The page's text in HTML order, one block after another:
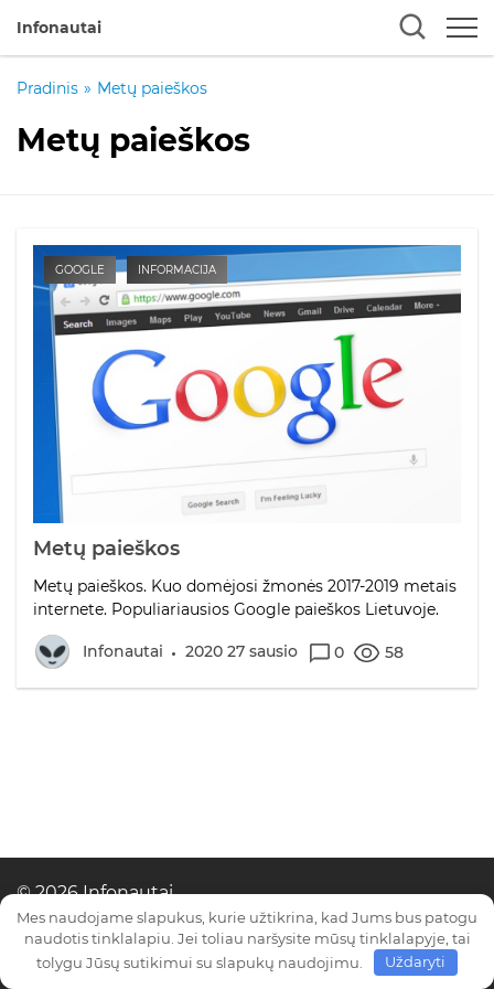
Infonautai
Pradinis » Metų paieškos
Metų paieškos
GOOGLE INFORMACIJA
Metų paieškos
Metų paieškos. Kuo domėjosi žmonės 2017-2019 metais
internete. Populiariausios Google paieškos Lietuvoje.
Infonautai 2020 27 sausio 0 58
© 2026 Infonautai
Mes naudojame slapukus, kurie užtikrina, kad Jums bus patogu
naudotis tinklalapiu. Jei toliau naršysite mūsų tinklalapyje, tai
tolygu Jūsų sutikimui su slapukų naudojimu.
Uždaryti